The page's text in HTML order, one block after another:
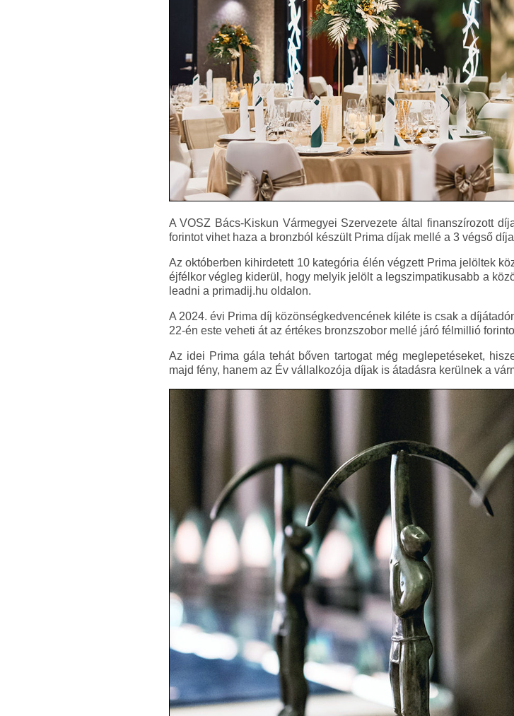
A VOSZ Bács-Kiskun Vármegyei Szervezete által finanszírozott
forintot vihet haza a bronzból készült Prima díjak mellé a 3 végső
Az októberben kihirdetett 10 kategória élén végzett Prima jelöltek
éjfélkor végleg kiderül, hogy melyik jelölt a legszimpatikusabb a
leadni a primadij.hu oldalon.
A 2024. évi Prima díj közönségkedvencének kiléte is csak a
22-én este veheti át az értékes bronzszobor mellé járó félmillió
Az idei Prima gála tehát bőven tartogat még meglepetéseket,
majd fény, hanem az Év vállalkozója díjak is átadásra kerülnek a